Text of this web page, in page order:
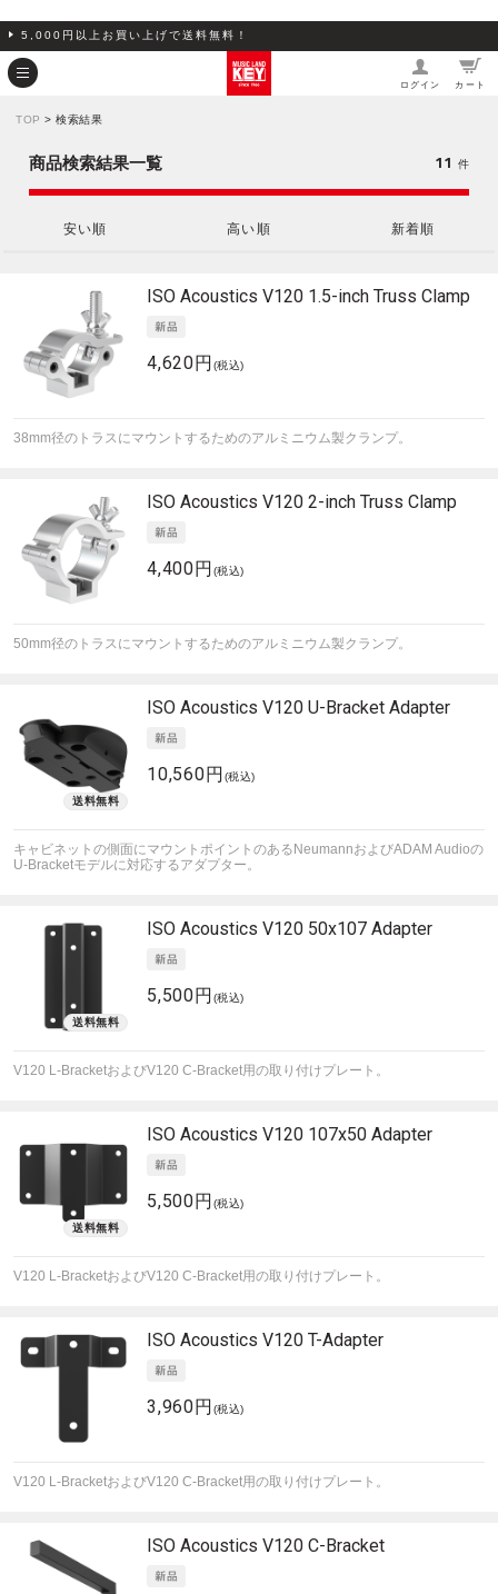
5,000円以上お買い上げで送料無料！
ログイン カート
TOP > 検索結果
安い順 高い順 新着順
商品検索結果一覧 11 件
ISO Acoustics V120 1.5-inch Truss Clamp
4,620円 (税込)
38mm径のトラスにマウントするためのアルミニウム製クランプ。
ISO Acoustics V120 2-inch Truss Clamp
4,400円 (税込)
50mm径のトラスにマウントするためのアルミニウム製クランプ。
ISO Acoustics V120 U-Bracket Adapter
10,560円 (税込)
キャビネットの側面にマウントポイントのあるNeumannおよびADAM Audioの
U-Bracketモデルに対応するアダプター。
ISO Acoustics V120 50x107 Adapter
5,500円 (税込)
V120 L-BracketおよびV120 C-Bracket用の取り付けプレート。
ISO Acoustics V120 107x50 Adapter
5,500円 (税込)
V120 L-BracketおよびV120 C-Bracket用の取り付けプレート。
ISO Acoustics V120 T-Adapter
3,960円 (税込)
V120 L-BracketおよびV120 C-Bracket用の取り付けプレート。
ISO Acoustics V120 C-Bracket